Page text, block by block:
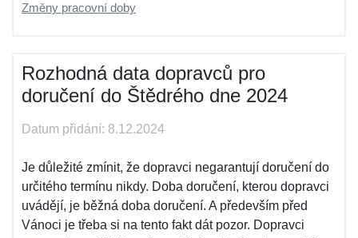
Změny pracovní doby
Rozhodná data dopravců pro
doručení do Štědrého dne 2024
Datum přidání: 8.12.2024
Je důležité zmínit, že dopravci negarantují doručení do
určitého termínu nikdy. Doba doručení, kterou dopravci
uvádějí, je běžná doba doručení. A především před
Vánoci je třeba si na tento fakt dát pozor. Dopravci